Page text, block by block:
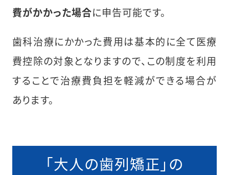
費がかかった場合に申告可能です。
歯科治療にかかった費用は基本的に全て医療
費控除の対象となりますので、この制度を利用
することで治療費負担を軽減ができる場合が
あります。
「大人の歯列矯正」の